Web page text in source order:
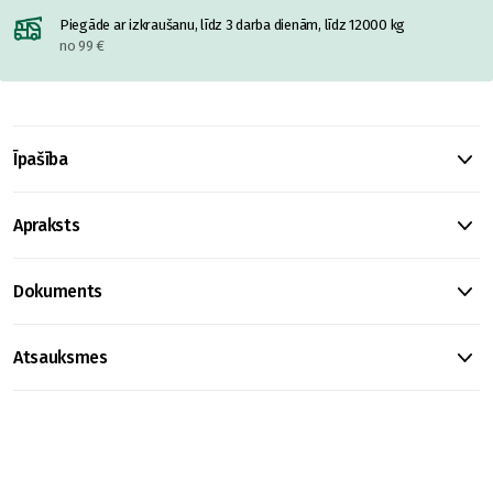
Piegāde ar izkraušanu, līdz 3 darba dienām, līdz 12000 kg
no 99 €
Īpašība
Apraksts
Dokuments
Atsauksmes